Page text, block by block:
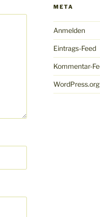
META
Anmelden
Eintrags-Feed
Kommentar-
WordPress.org